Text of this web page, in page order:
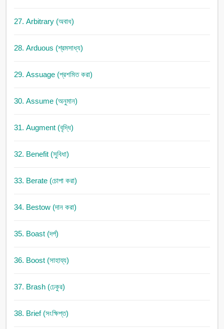
27. Arbitrary (অবাধ)
28. Arduous (শ্রমসাধ্য)
29. Assuage (প্রশমিত করা)
30. Assume (অনুমান)
31. Augment (বৃদ্ধি)
32. Benefit (সুবিধা)
33. Berate (চোপা করা)
34. Bestow (দান করা)
35. Boast (দর্প)
36. Boost (সাহায্য)
37. Brash (ঢেকুর)
38. Brief (সংক্ষিপ্ত)